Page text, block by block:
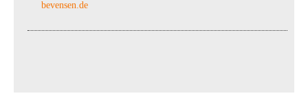
bevensen.de